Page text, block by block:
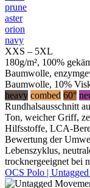
prune
aster
orion
navy
XXS – 5XL
180g/m², 100%
Baumwolle,
Baumwolle, 10%
heavy combed 60°
Rundhalsausschnitt
Ton, weicher Griff,
Hilfsstoffe, LCA-
Bewertung der
Lebenszyklus,
trocknergeeignet bei
OCS Polo |